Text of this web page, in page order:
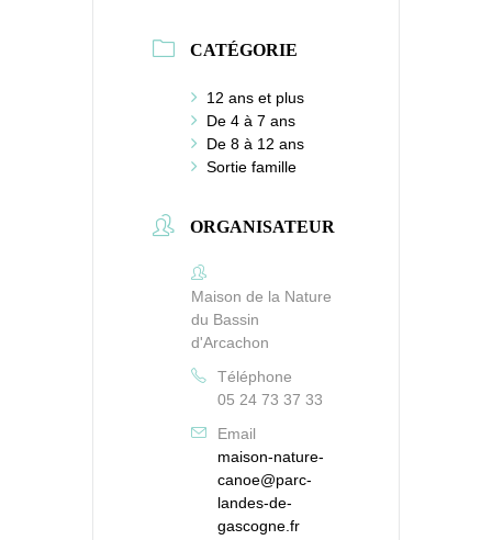
CATÉGORIE
12 ans et plus
De 4 à 7 ans
De 8 à 12 ans
Sortie famille
ORGANISATEUR
Maison de la Nature
du Bassin
d'Arcachon
Téléphone
05 24 73 37 33
Email
maison-nature-
canoe@parc-
landes-de-
gascogne.fr